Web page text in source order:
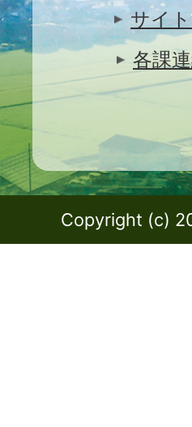
サイ
各課
Copyright (c)